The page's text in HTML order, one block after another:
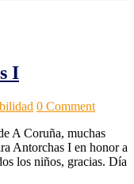
I
0 Comment
A Coruña, muchas
Antorchas I en honor a
los niños, gracias. Día